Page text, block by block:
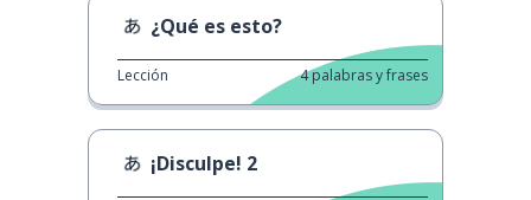
¿Qué es esto?
Lección 4palabras y frases
¡Disculpe! 2